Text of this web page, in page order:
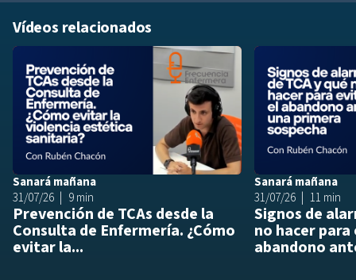
Vídeos relacionados
Añadir a
Sanará mañana
31/07/26
9 min
Prevención de TCAs desde la
Consulta de Enfermería. ¿Cómo
evitar la...
Sanará mañana
31/07/26
11 min
Signos de
no hacer
abandono